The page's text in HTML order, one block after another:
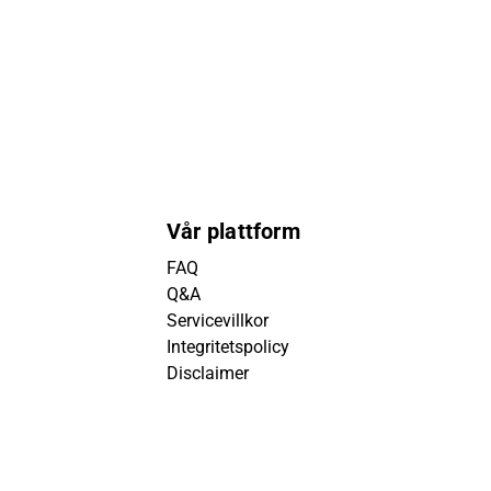
Vår plattform
FAQ
Q&A
Servicevillkor
Integritetspolicy
Disclaimer